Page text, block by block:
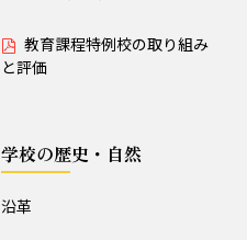
教育課程特例校の取り組み
と評価
学校の歴史・自然
沿革